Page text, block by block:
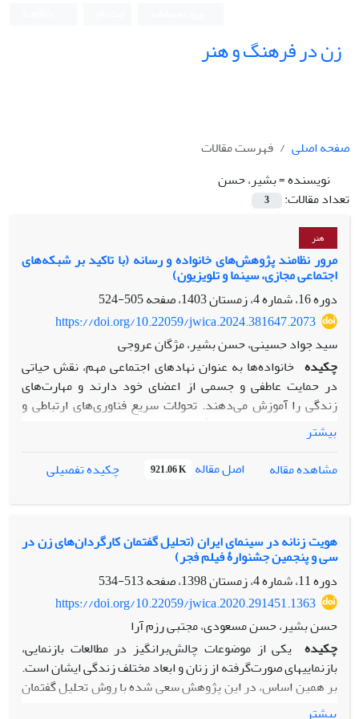
زن در فرهنگ و هنر
صفحه اصلی
فهرست مقالات
نویسنده =بشیر، حسن
تعداد مقالات:
3
هنر
مرور نظامند پژوهش‌های خانواده و رسانه (با تاکید بر شبکه‌های
اجتماعی مجازی، سینما و تلویزیون)
دوره 16، شماره 4، زمستان 1403، صفحه
505-524
https://doi.org/10.22059/jwica.2024.381647.2073
سید جواد حسینی، حسن بشیر، مژگان عروجی
چکیده خانواده‌ها به عنوان نهادهای اجتماعی مهم، نقش حیاتی
در حمایت عاطفی و جسمی از اعضای خود دارند و مهارت‌های
زندگی را آموزش می‌دهند. تحولات سریع فناوری‌های ارتباطی و
رسانه‌ها، این نهاد را تحت تأثیر قرار داده و باعث تغییرات عمده‌ای
در آن شده است. این پژوهش‌ با هدف طبقه‌بندی مسائل و ارائه
پیشنهاد برای رفع نواقص پژوهشی یا سیاست‌گذاری رسانه‌ای
انجام شده است. سؤال پژوهش این است که پژوهش‌های انجام
شده در حوزه خانواده و رسانه‌های مورد نظر چگونه طبقه‌بندی
است؟ چارچوب نظری این مقاله ﻧﻈﺮﯾﻪ وابستگی، نظریه ﻣﺎﻧﻮﺋﻞ
کاستلز و نظریه کاشت بوده و برای تحلیل داده‌ها از روش‌های
فراتحلیل و تحلیل‌مضمون بهره گرفته‌شده است. در این پژوهش،
پس از بررسی 93 مقاله استخراج شده با موضوع رسانه و خانواده،
و تحلیل آمار توصیفی و مضامین در حوزه‌های شبکه‌های اجتماعی،
تلویزیون و سینما، نقاط قوت و ضعف تحقیقات مشخص شدند. نتایج
به دست آمده مشخص می‌کنند که تأثیرات مدرنیته و رسانه‌ها بر
نهاد خانواده در ایران عمیق و چندوجهی بوده است. این تغییرات
ارزشی شامل سنت‌زدایی، تضعیف روابط خویشاوندی،
توانمندسازی زنان، افزایش اهمیت فردگرایی و تغییرات در
بیشتر
مشاهده مقاله
اصل مقاله 921.06 K چکیده تفصیلی
هویت زنانه در سینمای ایران (تحلیل گفتمان کارگردان‌های زن در
سی و پنجمین جشنوارۀ فیلم فجر)
دوره 11، شماره 4، زمستان 1398، صفحه
513-534
https://doi.org/10.22059/jwica.2020.291451.1363
حسن بشیر، حسن مسعودی، مجتبی رزم آرا
چکیده یکی از موضوعات چالش‌برانگیز در مطالعات بازنمایی،
بازنمایی‏های صورت‌گرفته از زنان و ابعاد مختلف زندگی ایشان است.
بر همین اساس، در این پژوهش سعی شده با روش تحلیل گفتمان
«پدام» و با توجه به نظریة بازنمایی جنسیتی نحوة بازنمایی هویت
بیشتر